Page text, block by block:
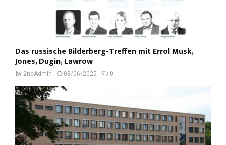
Das russische Bilderberg-Treffen mit Errol Musk,
Jones, Dugin, Lawrow
by 2ndAdmin 08/06/2025 0